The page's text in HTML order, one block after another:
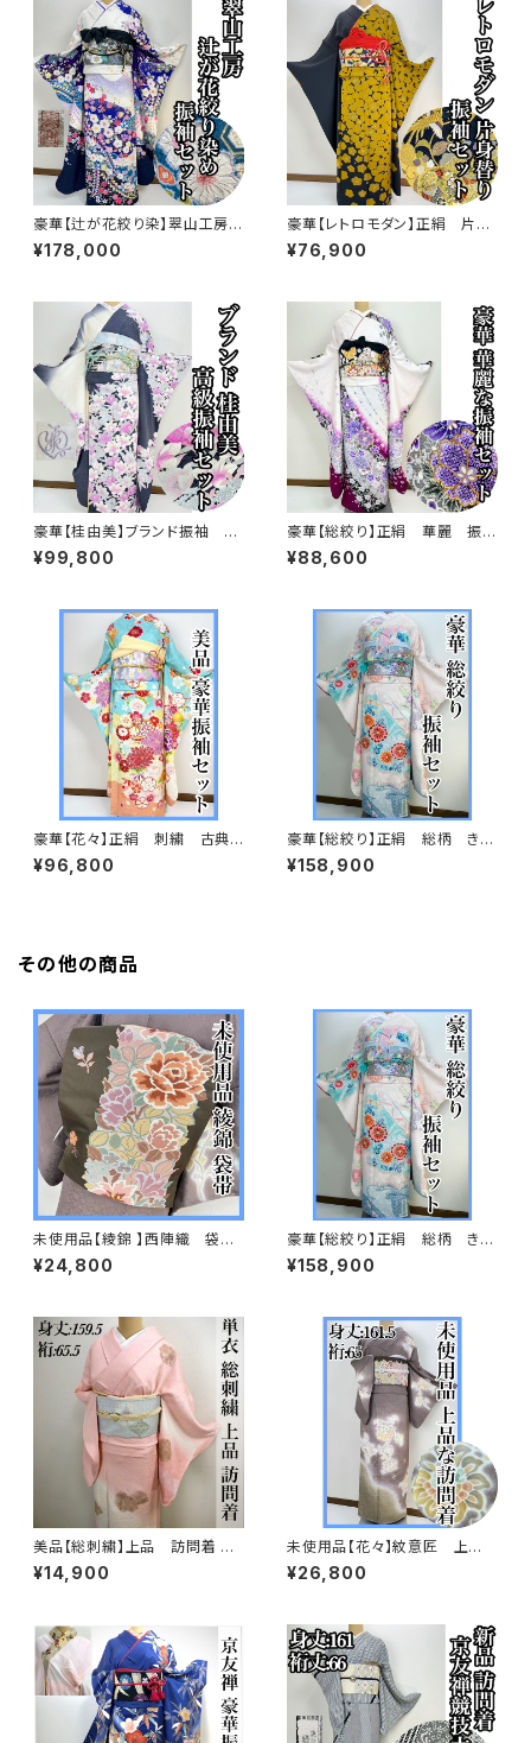
豪華【辻が花絞り染】翠山工房正
絹 振袖セット s760
¥178,000
豪華【レトロモダン】正絹 片身
変わり 振袖セット s750
¥76,900
豪華【桂由美】ブランド振袖 正
絹 華麗 振袖セット s746
¥99,800
豪華【総絞り】正絹 華麗 振袖
セット s723
¥88,600
豪華【花々】正絹 刺繍 古典
柄 振袖セット s703
¥96,800
豪華【総絞り】正絹 総柄 きぬ
たや調 振袖セット s676
¥158,900
その他の商品
未使用品【綾錦 】西陣織 袋
帯 正絹 s667
¥24,800
豪華【総絞り】正絹 総柄 きぬ
たや調 振袖セット s676
¥158,900
美品【総刺繍】上品 訪問着 単
衣 s182
¥14,900
未使用品【花々】紋意匠 上
品 訪問着 正絹 袷s666
¥26,800